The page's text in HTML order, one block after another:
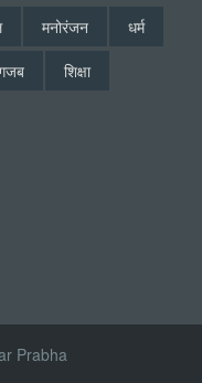
मनोरंजन
धर्म
शिक्षा
Prabha